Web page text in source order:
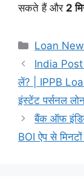
सकते हैं और 2
Loan
India Post
लें? | IPPB
इंस्टेंट पर्सनल
बैंक ऑफ
BOI ऐप से